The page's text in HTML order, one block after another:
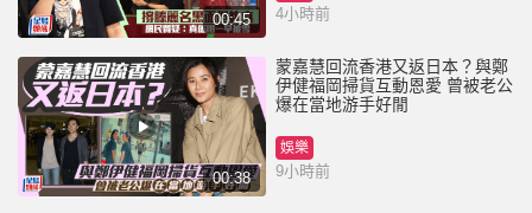
00:45 4小時前
00:38
蒙嘉慧回流香港又返日本？與鄭
伊健福岡掃貨互動恩愛 曾被老公
爆在當地游手好閒
娛樂
9小時前